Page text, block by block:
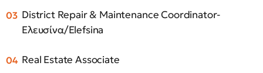
District Repair & Maintenance Coordinator-
Ελευσίνα/Elefsina
Real Estate Associate